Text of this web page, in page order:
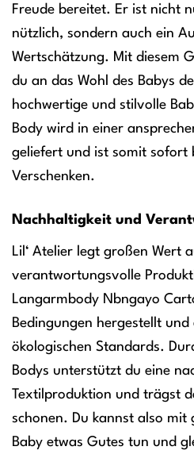
Freude bereitet. Er ist nicht
nützlich, sondern auch ein
Wertschätzung. Mit diesem
du an das Wohl des Babys
hochwertige und stilvolle
Body wird in einer
geliefert und ist somit sofort
Verschenken.
Nachhaltigkeit und
Lil‘ Atelier legt großen Wert
verantwortungsvolle
Langarmbody Nbngayo
Bedingungen hergestellt
ökologischen Standards.
Bodys unterstützt du eine
Textilproduktion und trägst
schonen. Du kannst also mit
Baby etwas Gutes tun und